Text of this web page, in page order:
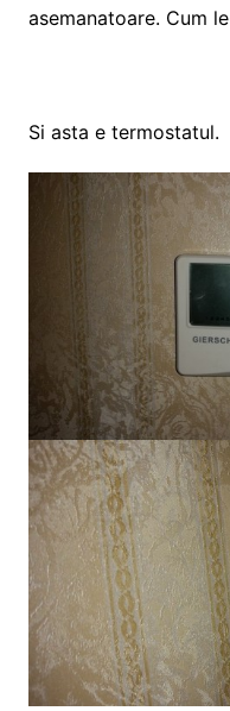
asemanatoare. Cum
Si asta e termostatul.